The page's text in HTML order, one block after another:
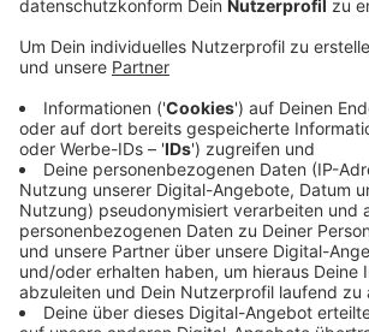
Nicht nur der Rückgang der Aufträge,
mögliche Ausfall von Fachkräften
Quarantäneverpflichtung sorgt für
Koalition hat daher ein wirtschaftliches
Risikomanagement auf den Weg
finanzielle Probleme von Betrieben
einzudämmen. Unter anderem soll die
Unternehmen über